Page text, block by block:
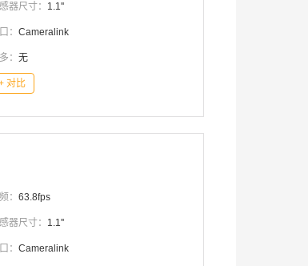
器尺寸： 1.1''
： Cameralink
： 无
对比
： 63.8fps
器尺寸： 1.1''
： Cameralink